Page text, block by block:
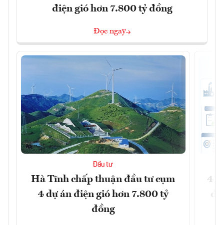
điện gió hơn 7.800 tỷ đồng
Đọc ngay
Đầu tư
Hà Tĩnh chấp thuận đầu tư cụm
4 dự án điện gió hơn 7.800 tỷ
đồng
41